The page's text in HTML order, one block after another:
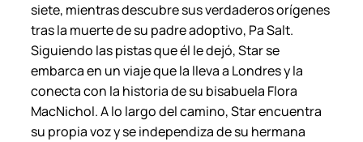
siete, mientras descubre sus verdaderos orígenes
tras la muerte de su padre adoptivo, Pa Salt.
Siguiendo las pistas que él le dejó, Star se
embarca en un viaje que la lleva a Londres y la
conecta con la historia de su bisabuela Flora
MacNichol. A lo largo del camino, Star encuentra
su propia voz y se independiza de su hermana